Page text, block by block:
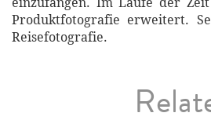
Produktfotografie erweitert.
Reisefotografie.